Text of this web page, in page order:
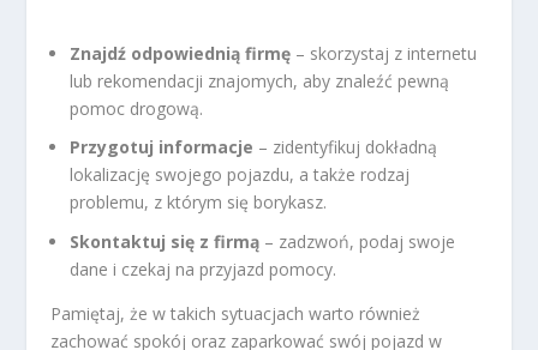
Znajdź odpowiednią firmę – skorzystaj z internetu
lub rekomendacji znajomych, aby znaleźć pewną
pomoc drogową.
Przygotuj informacje – zidentyfikuj dokładną
lokalizację swojego pojazdu, a także rodzaj
problemu, z którym się borykasz.
Skontaktuj się z firmą – zadzwoń, podaj swoje
dane i czekaj na przyjazd pomocy.
Pamiętaj, że w takich sytuacjach warto również
zachować spokój oraz zaparkować swój pojazd w